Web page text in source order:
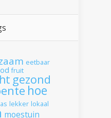
eetbaar
fruit
gezond
hoe
lekker lokaal
moestuin